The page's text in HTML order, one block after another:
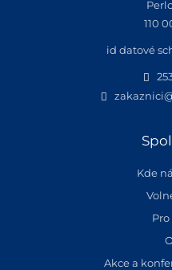
110
id datové
Kde
Akce a